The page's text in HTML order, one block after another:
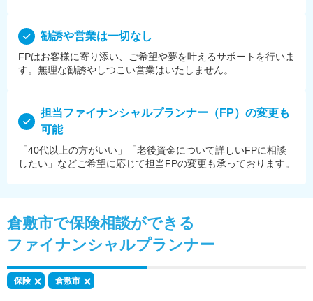
勧誘や営業は⼀切なし
FPはお客様に寄り添い、ご希望や夢を叶えるサポートを⾏いま
す。無理な勧誘やしつこい営業はいたしません。
担当ファイナンシャルプランナー（FP）の変更も
可能
「40代以上の方がいい」「老後資金について詳しいFPに相談
したい」などご希望に応じて担当FPの変更も承っております。
倉敷市で保険相談ができる
ファイナンシャルプランナー
保険 倉敷市